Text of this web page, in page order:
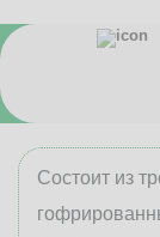
Состоит из